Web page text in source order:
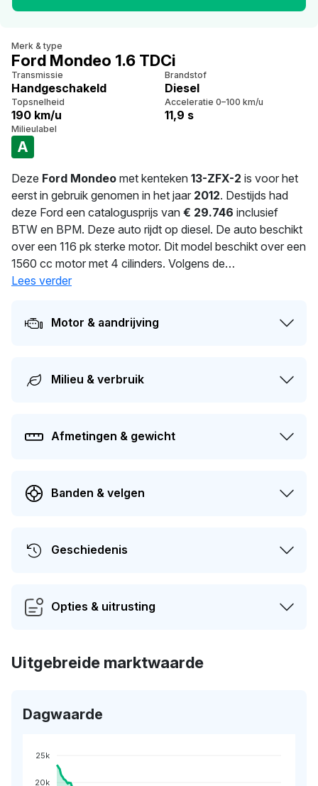
Merk & type
Ford Mondeo 1.6 TDCi
Transmissie
Handgeschakeld
Brandstof
Diesel
Topsnelheid
190 km/u
Acceleratie 0–100 km/u
11,9 s
Milieulabel
A
Deze Ford Mondeo met kenteken 13-ZFX-2 is voor het
eerst in gebruik genomen in het jaar 2012. Destijds had
deze Ford een catalogusprijs van € 29.746 inclusief
BTW en BPM. Deze auto rijdt op diesel. De auto beschikt
over een 116 pk sterke motor. Dit model beschikt over een
1560 cc motor met 4 cilinders. Volgens de
fabrieksopgave verbruikt deze auto 4.3 l/100 km. Een
prestaties. De auto wisselde in 2026 voor het laatst van
eigenaar. Dit voertuig moet over 198 dagen opnieuw
is naar schatting € 3.200.
Lees verder
Motor & aandrijving
Milieu & verbruik
Afmetingen & gewicht
Banden & velgen
Geschiedenis
Opties & uitrusting
Uitgebreide marktwaarde
Dagwaarde
25k
20k